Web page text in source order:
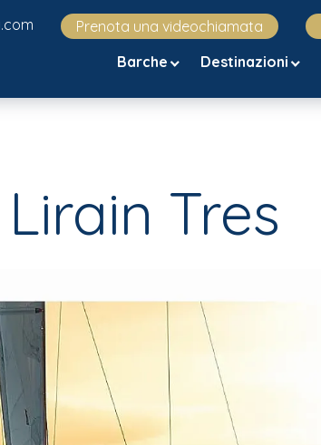
Prenota una videochiamata
Barche
Destinazioni
Tres